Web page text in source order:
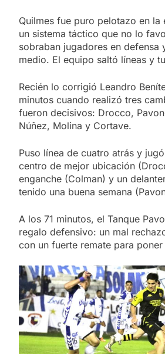
Quilmes fue puro pelotazo en la
un sistema táctico que no lo
sobraban jugadores en defensa
medio. El equipo saltó líneas y
Recién lo corrigió Leandro
minutos cuando realizó tres
fueron decisivos: Drocco,
Núñez, Molina y Cortave.
Puso línea de cuatro atrás y
centro de mejor ubicación
enganche (Colman) y un
tenido una buena semana
A los 71 minutos, el Tanque
regalo defensivo: un mal
con un fuerte remate para poner